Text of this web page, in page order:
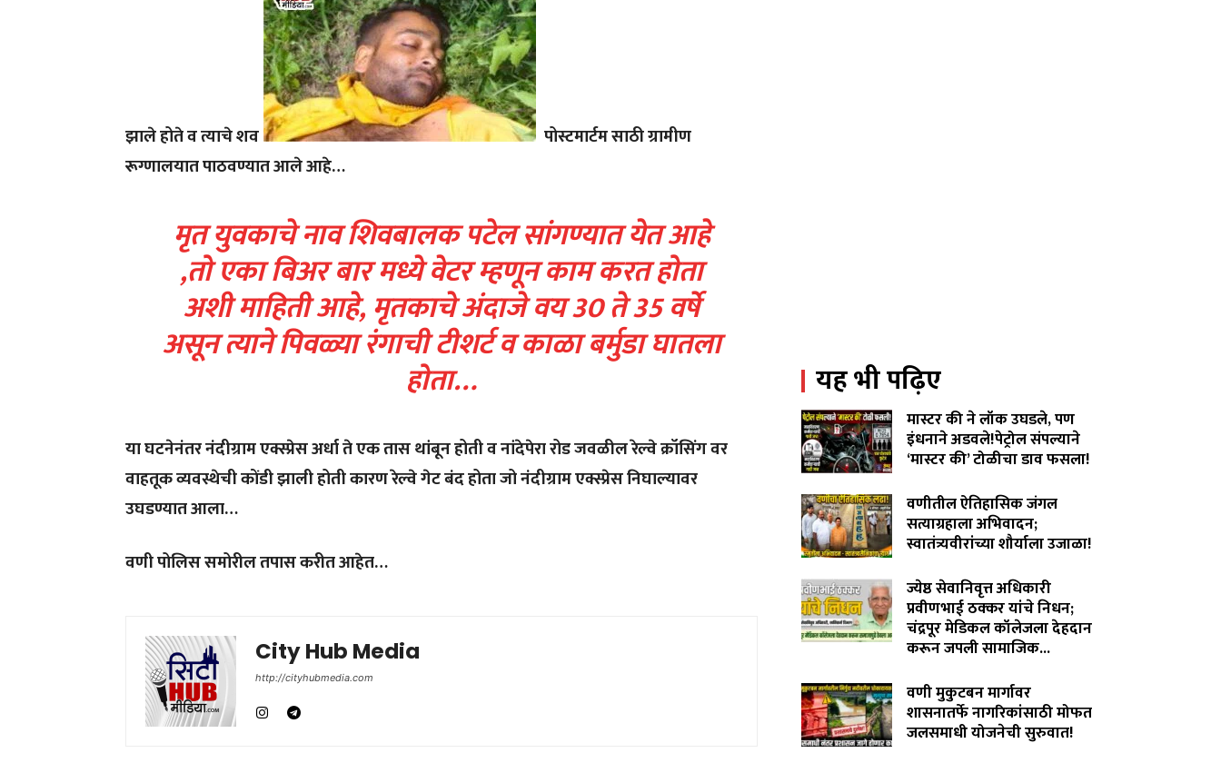
झाले होते व त्याचे शव
पोस्टमार्टम साठी ग्रामीण
रूग्णालयात पाठवण्यात आले आहे…
मृत युवकाचे नाव शिवबालक पटेल सांगण्यात येत आहे
,तो एका बिअर बार मध्ये वेटर म्हणून काम करत होता
अशी माहिती आहे, मृतकाचे अंदाजे वय 30 ते 35 वर्षे
असून त्याने पिवळ्या रंगाची टीशर्ट व काळा बर्मुडा घातला
होता…
या घटनेनंतर नंदीग्राम एक्स्प्रेस अर्धा ते एक तास थांबून होती व नांदेपेरा रोड जवळील रेल्वे क्रॉसिंग वर
वाहतूक व्यवस्थेची कोंडी झाली होती कारण रेल्वे गेट बंद होता जो नंदीग्राम एक्स्प्रेस निघाल्यावर
उघडण्यात आला…
वणी पोलिस समोरील तपास करीत आहेत…
City Hub Media
http://cityhubmedia.com
यह भी पढ़िए
मास्टर की ने लॉक उघडले, पण
इंधनाने अडवले!पेट्रोल संपल्याने
‘मास्टर की’ टोळीचा डाव फसला!
वणीतील ऐतिहासिक जंगल
सत्याग्रहाला अभिवादन;
स्वातंत्र्यवीरांच्या शौर्याला उजाळा!
ज्येष्ठ सेवानिवृत्त अधिकारी
प्रवीणभाई ठक्कर यांचे निधन;
चंद्रपूर मेडिकल कॉलेजला देहदान
करून जपली सामाजिक...
वणी मुकुटबन मार्गावर
शासनातर्फे नागरिकांसाठी मोफत
जलसमाधी योजनेची सुरुवात!